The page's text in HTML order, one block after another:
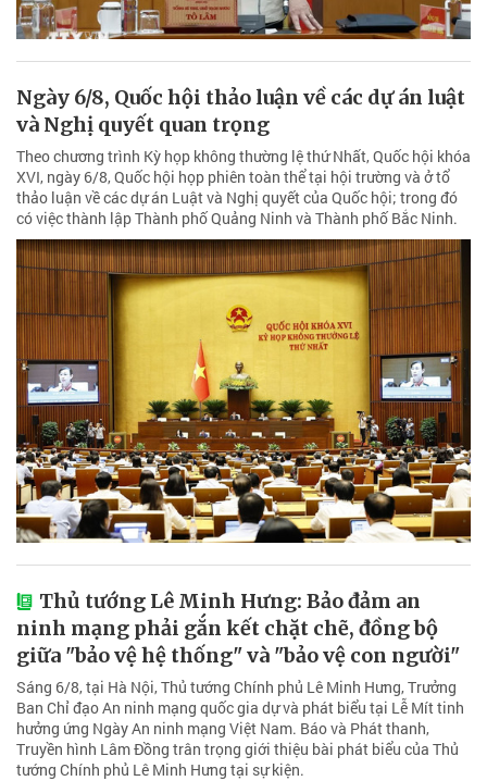
Ngày 6/8, Quốc hội thảo luận về các dự án luật
và Nghị quyết quan trọng
Theo chương trình Kỳ họp không thường lệ thứ Nhất, Quốc hội khóa
XVI, ngày 6/8, Quốc hội họp phiên toàn thể tại hội trường và ở tổ
thảo luận về các dự án Luật và Nghị quyết của Quốc hội; trong đó
có việc thành lập Thành phố Quảng Ninh và Thành phố Bắc Ninh.
Thủ tướng Lê Minh Hưng: Bảo đảm an
ninh mạng phải gắn kết chặt chẽ, đồng bộ
giữa "bảo vệ hệ thống" và "bảo vệ con người"
Sáng 6/8, tại Hà Nội, Thủ tướng Chính phủ Lê Minh Hưng, Trưởng
Ban Chỉ đạo An ninh mạng quốc gia dự và phát biểu tại Lễ Mít tinh
hưởng ứng Ngày An ninh mạng Việt Nam. Báo và Phát thanh,
Truyền hình Lâm Đồng trân trọng giới thiệu bài phát biểu của Thủ
tướng Chính phủ Lê Minh Hưng tại sự kiện.